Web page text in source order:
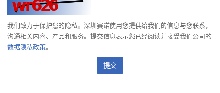
我们致力于保护您的隐私。深圳赛诺使用您提供给我们的信息与您联系，
沟通相关内容、产品和服务。提交信息表示您已经阅读并接受我们公司的
数据隐私政策。
提交